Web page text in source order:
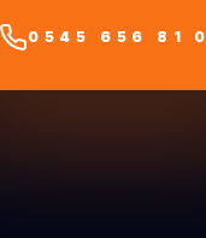
0545 656 81